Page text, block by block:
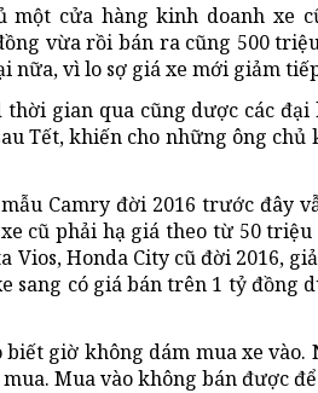
một cửa hàng kinh doanh xe
vừa rồi bán ra cũng 500
nữa, vì lo sợ giá xe mới giảm
thời gian qua cũng dược các
Tết, khiến cho những ông chủ
Camry đời 2016 trước đây
cũ phải hạ giá theo từ 50
Vios, Honda City cũ đời 2016,
sang có giá bán trên 1 tỷ đồng
biết giờ không dám mua xe
Mua vào không bán được